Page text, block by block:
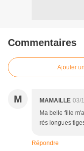
Commentaires
Ajouter
M MAMAILLE 03/
Ma belle fille
rès longues
Répondre